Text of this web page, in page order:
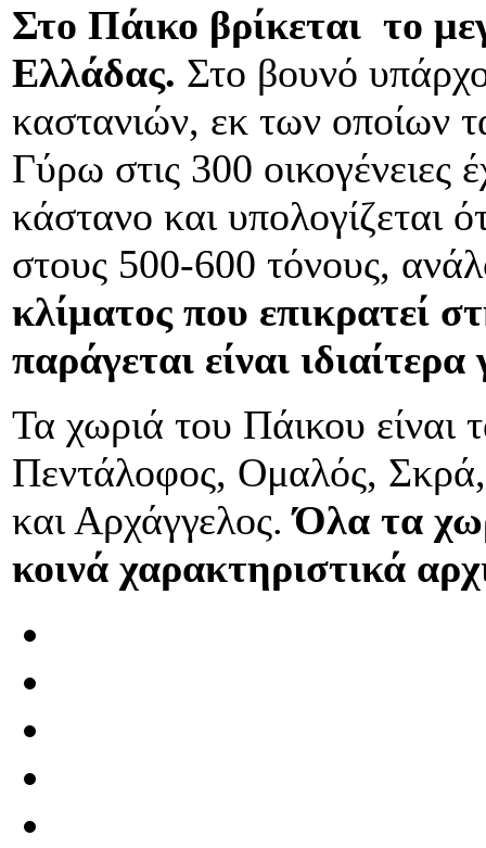
Στο Πάικο βρίκεται το
Ελλάδας. Στο βουνό
καστανιών, εκ των οποίων
Γύρω στις 300 οικογένειες
κάστανο και υπολογίζεται
στους 500-600 τόνους,
κλίματος που επικρατεί
παράγεται είναι
Τα χωριά του Πάικου
Πεντάλοφος, Ομαλός,
και Αρχάγγελος. Όλα τα
κοινά χαρακτηριστικά